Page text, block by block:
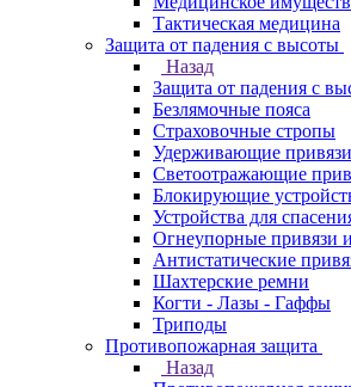
Тактическая медицина
Защита от падения с высоты
Назад
Защита от падения с
Безлямочные пояса
Страховочные стропы
Удерживающие привязи
Светоотражающие
Блокирующие
Устройства для
Огнеупорные привязи
Антистатические
Шахтерские ремни
Когти - Лазы - Гаффы
Триподы
Противопожарная защита
Назад